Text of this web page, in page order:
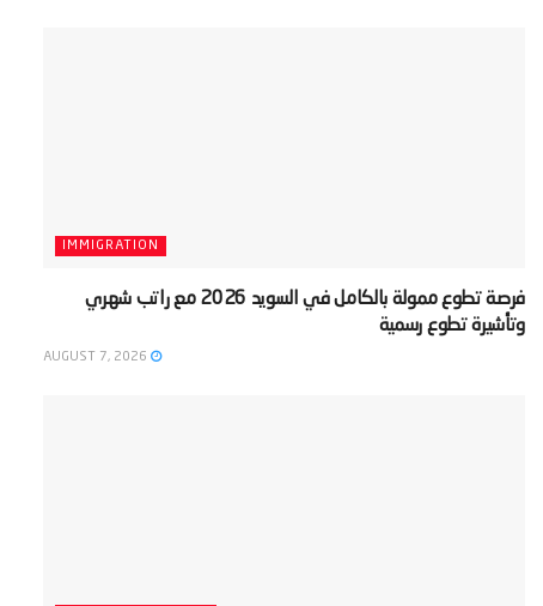
IMMIGRATION
‫فرصة تطوع ممولة بالكامل في السويد 2026 مع راتب شهري
وتأشيرة تطوع رسمية‬